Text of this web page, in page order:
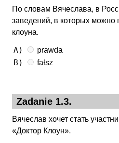
По словам Вячеслава, в
заведений, в которых можно
клоуна.
A) prawda
B) fałsz
Zadanie 1.3.
Вячеслав хочет стать
«Доктор Клоун».